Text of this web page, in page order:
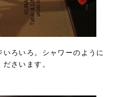
ろいろ。シャワーのように
さいます。